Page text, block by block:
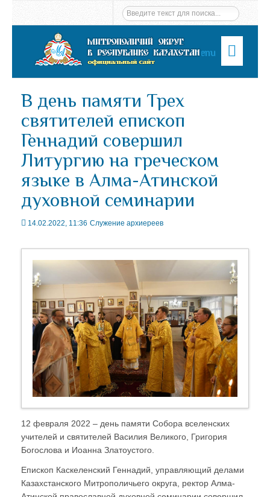
Menu
В день памяти Трех
святителей епископ
Геннадий совершил
Литургию на греческом
языке в Алма-Атинской
духовной семинарии
14.02.2022, 11:36 Служение архиереев
12 февраля 2022 – день памяти Собора вселенских
учителей и святителей Василия Великого, Григория
Богослова и Иоанна Златоустого.
Епископ Каскеленский Геннадий, управляющий делами
Казахстанского Митрополичьего округа, ректор Алма-